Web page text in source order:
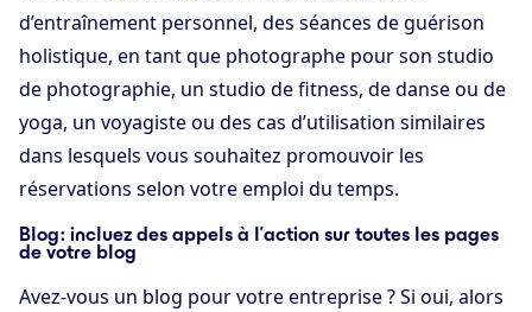
d’entraînement personnel, des séances de guérison
holistique, en tant que photographe pour son studio
de photographie, un studio de fitness, de danse ou de
yoga, un voyagiste ou des cas d’utilisation similaires
dans lesquels vous souhaitez promouvoir les
réservations selon votre emploi du temps.
Blog : incluez des appels à l’action sur toutes les pages
de votre blog
Avez-vous un blog pour votre entreprise ? Si oui, alors